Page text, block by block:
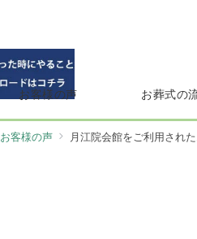
お客様の声 お葬式の
お客様の声 月江院会館をご利用され